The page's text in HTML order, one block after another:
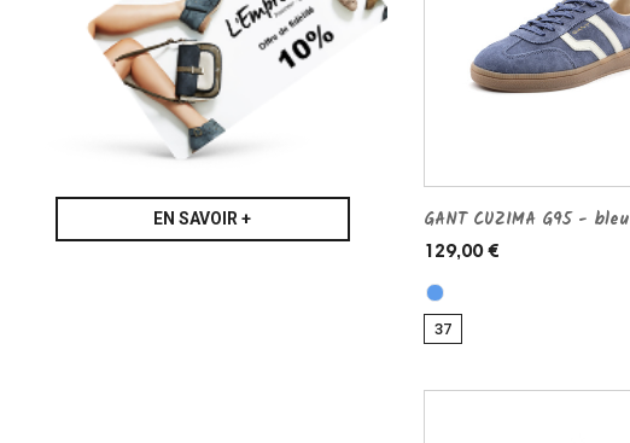
EN SAVOIR + GANT CUZIMA G95 - bleu
129,00 €
37